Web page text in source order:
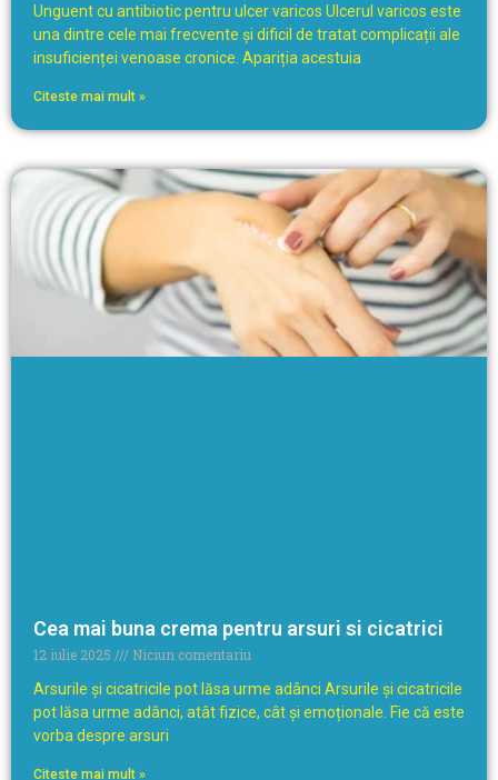
Unguent cu antibiotic pentru ulcer varicos Ulcerul varicos este
una dintre cele mai frecvente și dificil de tratat complicații ale
insuficienței venoase cronice. Apariția acestuia
Citeste mai mult »
Cea mai buna crema pentru arsuri si cicatrici
12 iulie 2025
Niciun comentariu
Arsurile și cicatricile pot lăsa urme adânci Arsurile și cicatricile
pot lăsa urme adânci, atât fizice, cât și emoționale. Fie că este
vorba despre arsuri
Citeste mai mult »